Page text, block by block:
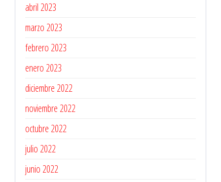
abril 2023
marzo 2023
febrero 2023
enero 2023
diciembre 2022
noviembre 2022
octubre 2022
julio 2022
junio 2022